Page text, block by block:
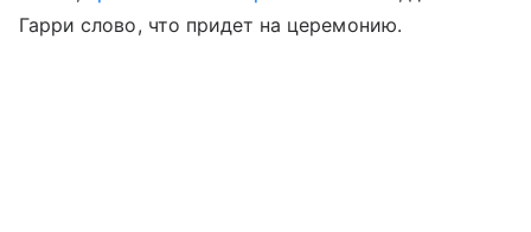
Гарри слово, что придет на церемонию.